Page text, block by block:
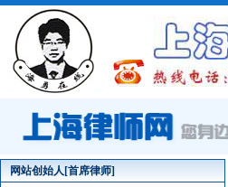
网站创始人[首席律师]